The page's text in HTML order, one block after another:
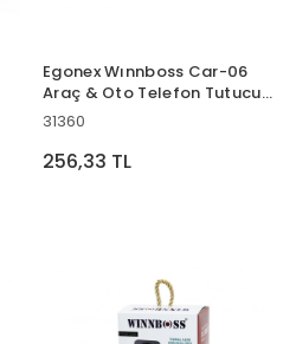
Egonex Wınnboss Car-06
Araç & Oto Telefon Tutucu
(360° Eğilip Bükülen Akrobat
Genişlik Ayarı)*100
31360
256,33 TL